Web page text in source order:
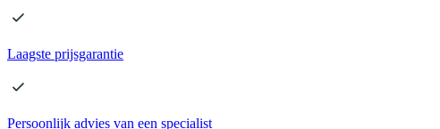
Laagste prijsgarantie
Persoonlijk advies van een specialist